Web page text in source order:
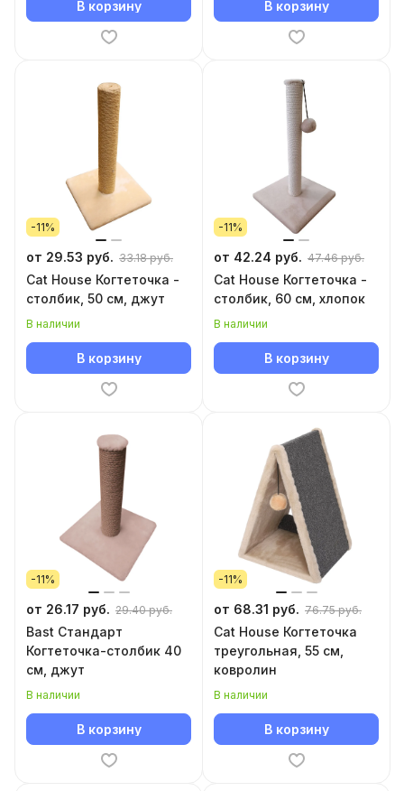
В корзину В корзину
-11%
от 29.53 руб. 33.18 руб.
Cat House Когтеточка -
столбик, 50 см, джут
В наличии
В корзину
-11%
от 42.24 руб. 47.46 руб.
Cat House Когтеточка -
столбик, 60 см, хлопок
В наличии
В корзину
-11%
от 26.17 руб. 29.40 руб.
Bast Стандарт
Когтеточка-столбик 40
см, джут
В наличии
В корзину
-11%
от 68.31 руб. 76.75 руб.
Cat House Когтеточка
треугольная, 55 см,
ковролин
В наличии
В корзину